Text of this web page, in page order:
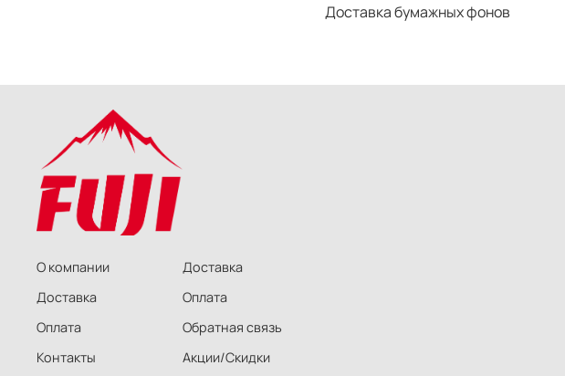
Доставка бумажных фонов
О компании
Доставка
Оплата
Контакты
Доставка
Оплата
Обратная связь
Акции/Скидки